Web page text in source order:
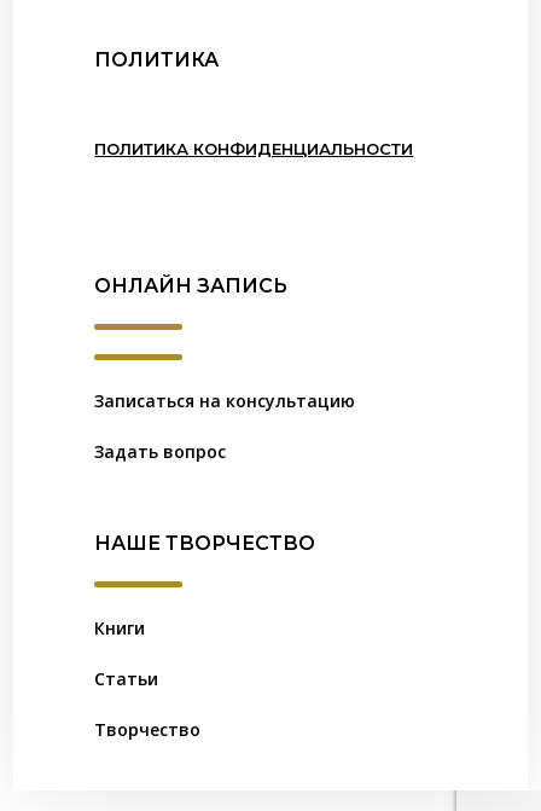
ПОЛИТИКА
ПОЛИТИКА КОНФИДЕНЦИАЛЬНОСТИ
ОНЛАЙН ЗАПИСЬ
Записаться на консультацию
Задать вопрос
НАШЕ ТВОРЧЕСТВО
Книги
Статьи
Творчество